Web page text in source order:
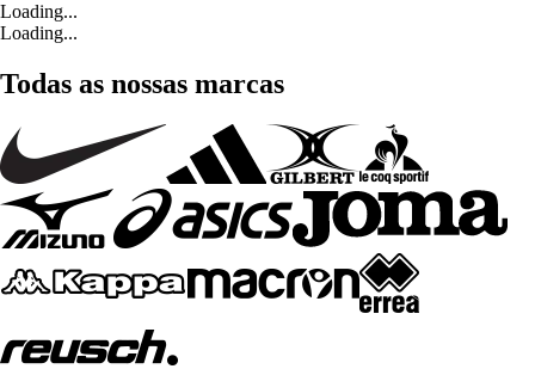
Loading...
Loading...
Todas as nossas marcas